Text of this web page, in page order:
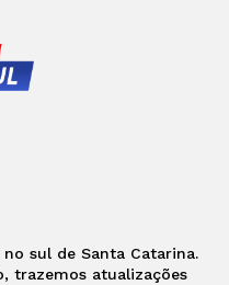
sul de Santa Catarina.
trazemos atualizações